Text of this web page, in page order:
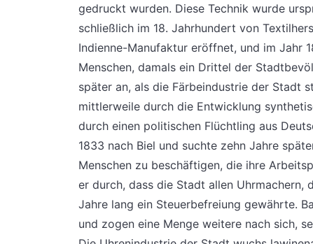
gedruckt wurden. Diese Technik wurde
schließlich im 18. Jahrhundert von
Indienne-Manufaktur eröffnet, und im Jahr
Menschen, damals ein Drittel der
später an, als die Färbeindustrie der Stadt
mittlerweile durch die Entwicklung
durch einen politischen Flüchtling aus
1833 nach Biel und suchte zehn Jahre
Menschen zu beschäftigen, die ihre
er durch, dass die Stadt allen Uhrmachern,
Jahre lang ein Steuerbefreiung gewährte.
und zogen eine Menge weitere nach sich,